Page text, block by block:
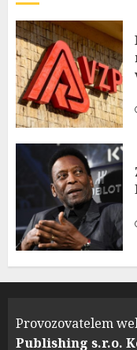
Provozovatelem
Publishing s.r.o.